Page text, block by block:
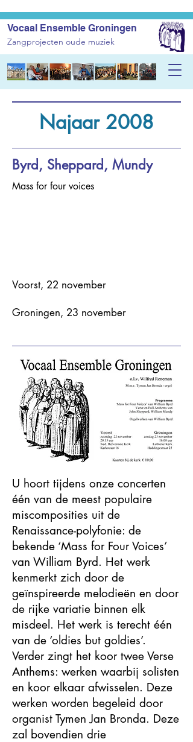
Vocaal Ensemble Groningen
Zangprojecten oude muziek
Najaar 2008
Byrd, Sheppard, Mundy
Mass for four voices
Voorst, 22 november
Groningen, 23 november
U hoort tijdens onze concerten
één van de meest populaire
miscomposities uit de
Renaissance-polyfonie: de
bekende ‘Mass for Four Voices’
van William Byrd. Het werk
kenmerkt zich door de
geïnspireerde melodieën en door
de rijke variatie binnen elk
misdeel. Het werk is terecht één
van de ‘oldies but goldies’.
Verder zingt het koor twee Verse
Anthems: werken waarbij solisten
en koor elkaar afwisselen. Deze
werken worden begeleid door
organist Tymen Jan Bronda. Deze
zal bovendien drie